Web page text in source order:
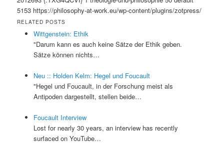
5153 https://philosophy-at-work.eu/wp-content/plugins/zotpress/
RELATED POSTS
Wittgenstein: Ethik
"Darum kann es auch keine Sätze der Ethik geben.
Sätze können nichts…
Neu :: Holden Kelm: Hegel und Foucault
"Hegel und Foucault, in der Forschung meist als
Antipoden dargestellt, stellen beide…
Foucault Interview
Lost for nearly 30 years, an interview has recently
surfaced on YouTube…